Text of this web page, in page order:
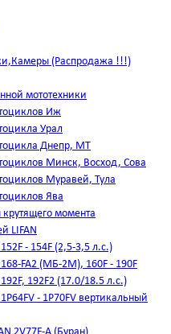
(Распродажа !!!)
мототехники
Иж
Урал
Днепр, МТ
Минск, Восход, Сова
Муравей, Тула
Ява
момента
LIFAN
- 154F (2,5-3,5 л.с.)
168-FA2 (МБ-2М), 160F - 190F
192F2 (17.0/18.5 л.с.)
- 1Р70FV вертикальный